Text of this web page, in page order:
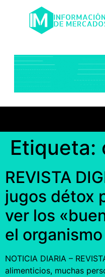
Etiqueta:
REVISTA
jugos détox
ver los
el organismo
NOTICIA DIARIA –
alimenticios, muchas